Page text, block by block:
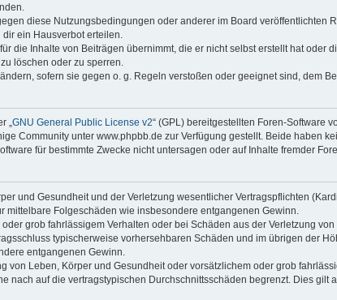
diese Nutzungsbedingungen oder anderer im Board veröffentlichten
ein Hausverbot erteilen.
die Inhalte von Beiträgen übernimmt, die er nicht selbst erstellt hat oder
löschen oder zu sperren.
sofern sie gegen o. g. Regeln verstoßen oder geeignet sind, dem
„GNU General Public License v2“ (GPL) bereitgestellten Foren-Software
Community unter www.phpbb.de zur Verfügung gestellt. Beide haben
für bestimmte Zwecke nicht untersagen oder auf Inhalte fremder
und Gesundheit und der Verletzung wesentlicher Vertragspflichten
Folgeschäden wie insbesondere entgangenen Gewinn.
grob fahrlässigem Verhalten oder bei Schäden aus der Verletzung
typischerweise vorhersehbaren Schäden und im übrigen der
entgangenen Gewinn.
von Leben, Körper und Gesundheit oder vorsätzlichem oder grob
nach auf die vertragstypischen Durchschnittsschäden begrenzt. Dies gilt